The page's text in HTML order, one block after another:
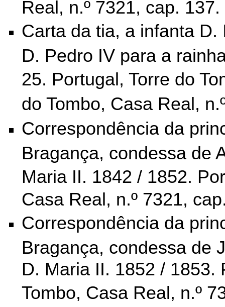
Real, n.º 7321, cap. 137.
Carta da tia, a infanta
D. Pedro IV para a
25. Portugal, Torre do
do Tombo,
Casa Real,
Correspondência da
Bragança, condessa de
Maria II.
1842 / 1852.
Casa Real, n.º 7321,
Correspondência da
Bragança, condessa de
D. Maria II. 1852 / 1853.
Tombo,
Casa Real, n.º